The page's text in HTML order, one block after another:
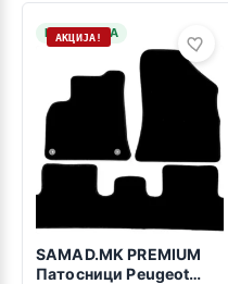
НА ЗАЛИХА
АКЦИЈА!
SAMAD.MK PREMIUM
Патосници Peugeot